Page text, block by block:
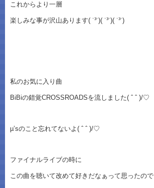
これからより一層
楽しみな事が沢山あります( ˙³˙)( ˙³˙)( ˙³˙)
私のお気に入り曲
BiBiの錯覚CROSSROADSを流しました( ˆ ˆ )/♡
µ’sのこと忘れてないよ( ˆ ˆ )/♡
ファイナルライブの時に
この曲を聴いて改めて好きだなぁって思ったので